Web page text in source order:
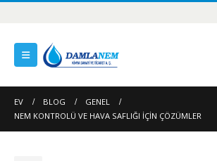
EV BLOG
GENEL
NEM KONTROLÜ VE HAVA SAFLIĞI İÇIN ÇÖZÜMLER